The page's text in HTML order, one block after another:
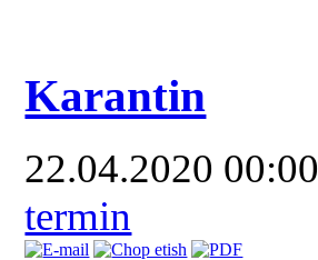
Karantin
22.04.2020 00:00
termin